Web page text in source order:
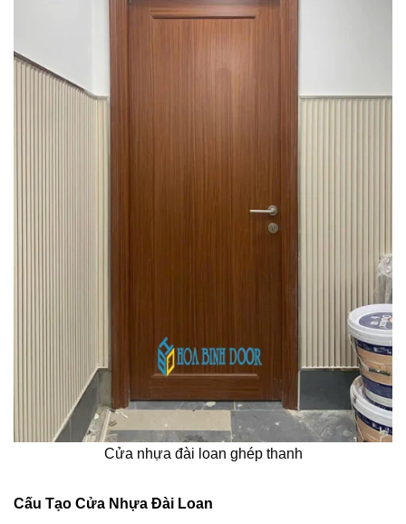
Cửa nhựa đài loan ghép thanh
Cấu Tạo Cửa Nhựa Đài Loan